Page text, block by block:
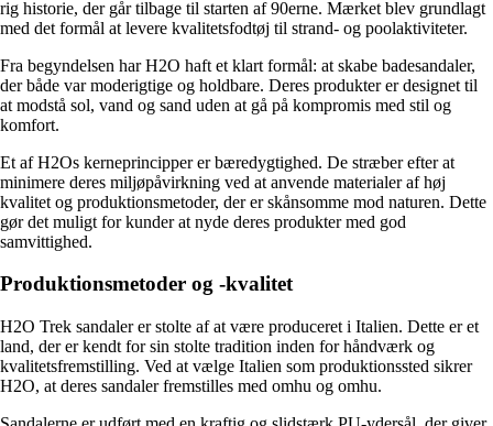
rig historie, der går tilbage til starten af ​​90erne. Mærket blev grundlagt
med det formål at levere kvalitetsfodtøj til strand- og poolaktiviteter.
Fra begyndelsen har H2O haft et klart formål: at skabe badesandaler,
der både var moderigtige og holdbare. Deres produkter er designet til
at modstå sol, vand og sand uden at gå på kompromis med stil og
komfort.
Et af H2Os kerneprincipper er bæredygtighed. De stræber efter at
minimere deres miljøpåvirkning ved at anvende materialer af høj
kvalitet og produktionsmetoder, der er skånsomme mod naturen. Dette
gør det muligt for kunder at nyde deres produkter med god
samvittighed.
Produktionsmetoder og -kvalitet
H2O Trek sandaler er stolte af at være produceret i Italien. Dette er et
land, der er kendt for sin stolte tradition inden for håndværk og
kvalitetsfremstilling. Ved at vælge Italien som produktionssted sikrer
H2O, at deres sandaler fremstilles med omhu og omhu.